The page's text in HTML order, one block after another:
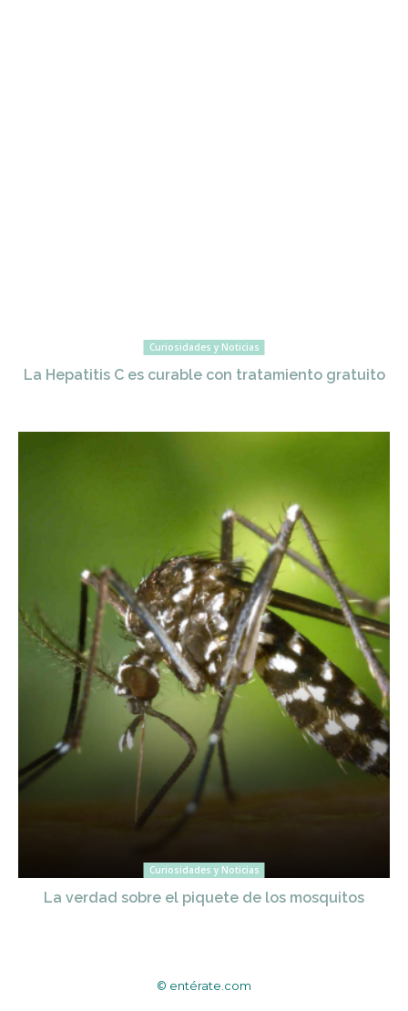
Curiosidades y Noticias
La Hepatitis C es curable con tratamiento gratuito
Curiosidades y Noticias
La verdad sobre el piquete de los mosquitos
© entérate.com